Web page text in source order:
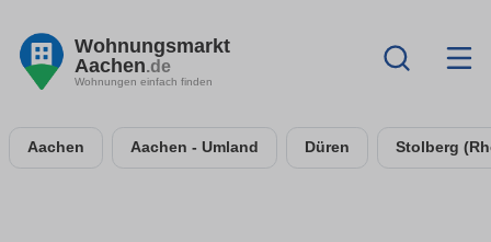
Wohnungsmarkt
Aachen.de
Wohnungen einfach finden
Aachen Aachen - Umland Düren Stolberg